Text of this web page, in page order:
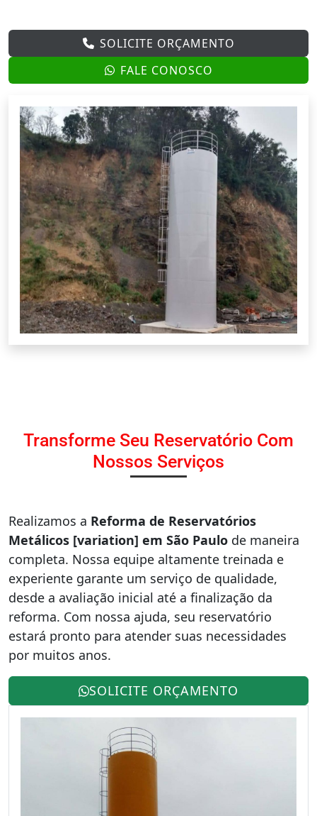
SOLICITE ORÇAMENTO
FALE CONOSCO
Transforme Seu Reservatório Com
Nossos Serviços
Realizamos a Reforma de Reservatórios
Metálicos [variation] em São Paulo de maneira
completa. Nossa equipe altamente treinada e
experiente garante um serviço de qualidade,
desde a avaliação inicial até a finalização da
reforma. Com nossa ajuda, seu reservatório
estará pronto para atender suas necessidades
por muitos anos.
SOLICITE ORÇAMENTO